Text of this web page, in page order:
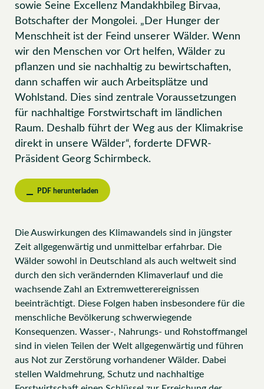
sowie Seine Excellenz Mandakhbileg Birvaa,
Botschafter der Mongolei. „Der Hunger der
Menschheit ist der Feind unserer Wälder. Wenn
wir den Menschen vor Ort helfen, Wälder zu
pflanzen und sie nachhaltig zu bewirtschaften,
dann schaffen wir auch Arbeitsplätze und
Wohlstand. Dies sind zentrale Voraussetzungen
für nachhaltige Forstwirtschaft im ländlichen
Raum. Deshalb führt der Weg aus der Klimakrise
direkt in unsere Wälder“, forderte DFWR-
Präsident Georg Schirmbeck.
PDF herunterladen
Die Auswirkungen des Klimawandels sind in jüngster
Zeit allgegenwärtig und unmittelbar erfahrbar. Die
Wälder sowohl in Deutschland als auch weltweit sind
durch den sich verändernden Klimaverlauf und die
wachsende Zahl an Extremwetterereignissen
beeinträchtigt. Diese Folgen haben insbesondere für die
menschliche Bevölkerung schwerwiegende
Konsequenzen. Wasser-, Nahrungs- und Rohstoffmangel
sind in vielen Teilen der Welt allgegenwärtig und führen
aus Not zur Zerstörung vorhandener Wälder. Dabei
stellen Waldmehrung, Schutz und nachhaltige